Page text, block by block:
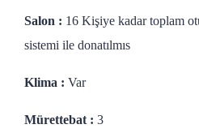
Salon : 16 Kişiye kadar toplam
sistemi ile donatılmıs
Klima : Var
Mürettebat : 3